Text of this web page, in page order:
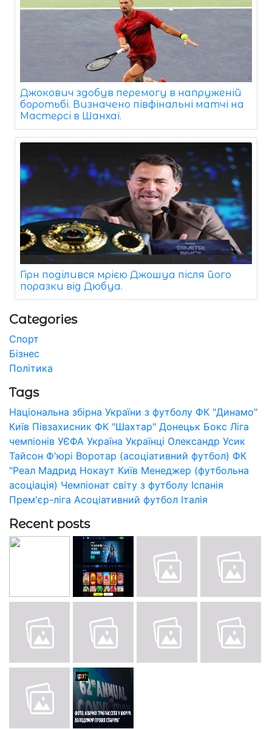
Джокович здобув перемогу в напруженій
боротьбі. Визначено півфінальні матчі на
Мастерсі в Шанхаї.
Гірн поділився мрією Джошуа після його
поразки від Дюбуа.
Categories
Спорт
Бізнес
Політика
Tags
Національна збірна України з футболу ФК "Динамо"
Київ Півзахисник ФК "Шахтар" Донецьк Бокс Ліга
чемпіонів УЄФА Україна Українці Олександр Усик
Тайсон Ф'юрі Воротар (асоціативний футбол) ФК
"Реал Мадрид Нокаут Київ Менеджер (футбольна
асоціація) Чемпіонат світу з футболу Іспанія
Прем'єр-ліга Асоціативний футбол Італія
Recent posts